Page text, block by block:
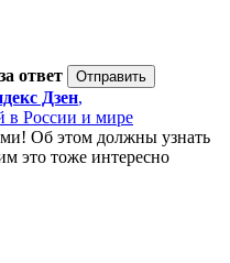
ответ
Дзен,
в России и мире
Об этом должны узнать
это тоже интересно